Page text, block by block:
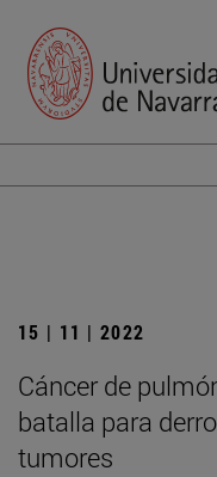
15 | 11 | 2022
Cáncer de
batalla para
tumores